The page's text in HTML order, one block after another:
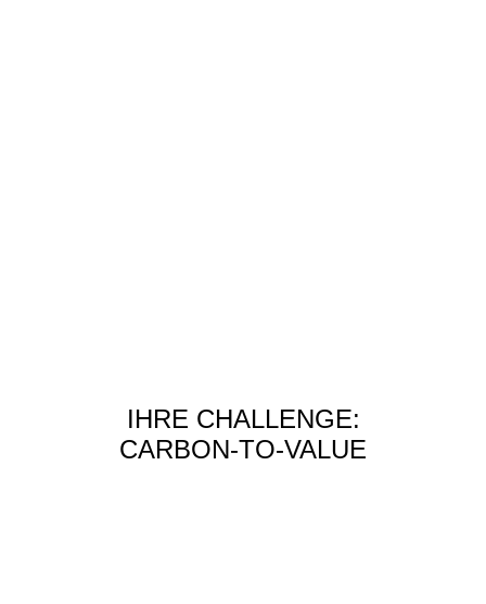
IHRE CHALLENGE:
CARBON-TO-VALUE